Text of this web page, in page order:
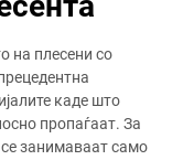
на плесени со
каде што
пропаѓаат. За
занимаваат само